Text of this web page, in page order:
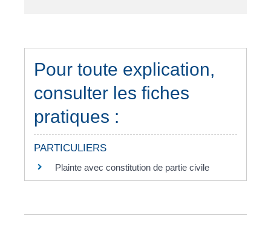
Pour toute explication,
consulter les fiches
pratiques :
PARTICULIERS
Plainte avec constitution de partie civile